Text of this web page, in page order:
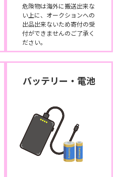
危険物は海外に搬送出来な
い上に、オークションへの
出品出来ないため寄付の受
付ができませんのご了承く
ださい。
バッテリー・電池